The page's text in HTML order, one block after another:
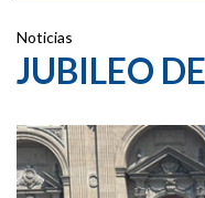
Noticias
JUBILEO